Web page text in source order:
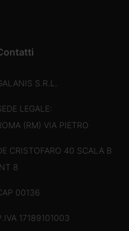
S.R.L.
LEGALE:
(RM) VIA PIETRO
CRISTOFARO 40 SCALA B
8
00136
17189101003